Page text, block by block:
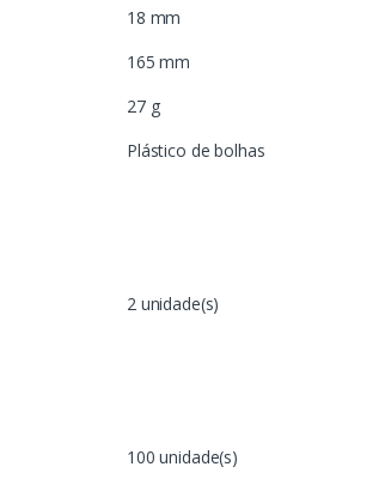
18 mm
165 mm
27 g
Plástico de bolhas
2 unidade(s)
100 unidade(s)